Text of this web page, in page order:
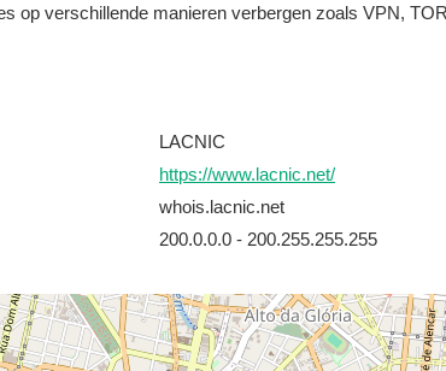
op verschillende manieren verbergen zoals VPN,
LACNIC
https://www.lacnic.net/
whois.lacnic.net
200.0.0.0 - 200.255.255.255